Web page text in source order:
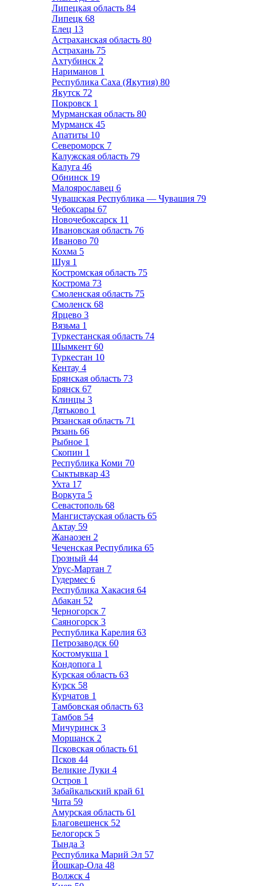
Липецкая область 84
Липецк 68
Елец 13
Астраханская область 80
Астрахань 75
Ахтубинск 2
Нариманов 1
Республика Саха (Якутия) 80
Якутск 72
Покровск 1
Мурманская область 80
Мурманск 45
Апатиты 10
Североморск 7
Калужская область 79
Калуга 46
Обнинск 19
Малоярославец 6
Чувашская Республика — Чувашия 79
Чебоксары 67
Новочебоксарск 11
Ивановская область 76
Иваново 70
Кохма 5
Шуя 1
Костромская область 75
Кострома 73
Смоленская область 75
Смоленск 68
Ярцево 3
Вязьма 1
Туркестанская область 74
Шымкент 60
Туркестан 10
Кентау 4
Брянская область 73
Брянск 67
Клинцы 3
Дятьково 1
Рязанская область 71
Рязань 66
Рыбное 1
Скопин 1
Республика Коми 70
Сыктывкар 43
Ухта 17
Воркута 5
Севастополь 68
Мангистауская область 65
Актау 59
Жанаозен 2
Чеченская Республика 65
Грозный 44
Урус-Мартан 7
Гудермес 6
Республика Хакасия 64
Абакан 52
Черногорск 7
Саяногорск 3
Республика Карелия 63
Петрозаводск 60
Костомукша 1
Кондопога 1
Курская область 63
Курск 58
Курчатов 1
Тамбовская область 63
Тамбов 54
Мичуринск 3
Моршанск 2
Псковская область 61
Псков 44
Великие Луки 4
Остров 1
Забайкальский край 61
Чита 59
Амурская область 61
Благовещенск 52
Белогорск 5
Тында 3
Республика Марий Эл 57
Йошкар-Ола 48
Волжск 4